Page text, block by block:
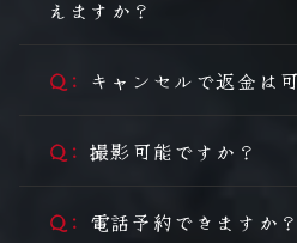
えますか？
キャンセルで返金は
撮影可能ですか？
電話予約できますか？